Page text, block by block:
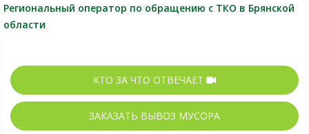
Региональный оператор по обращению с ТКО в Брянской
области
КТО ЗА ЧТО ОТВЕЧАЕТ
ЗАКАЗАТЬ ВЫВОЗ МУСОРА